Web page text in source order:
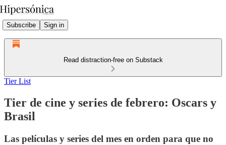
Subscribe Sign in
Read distraction-free on Substack
Tier List
Tier de cine y series de febrero: Oscars y
Brasil
Las películas y series del mes en orden para que no